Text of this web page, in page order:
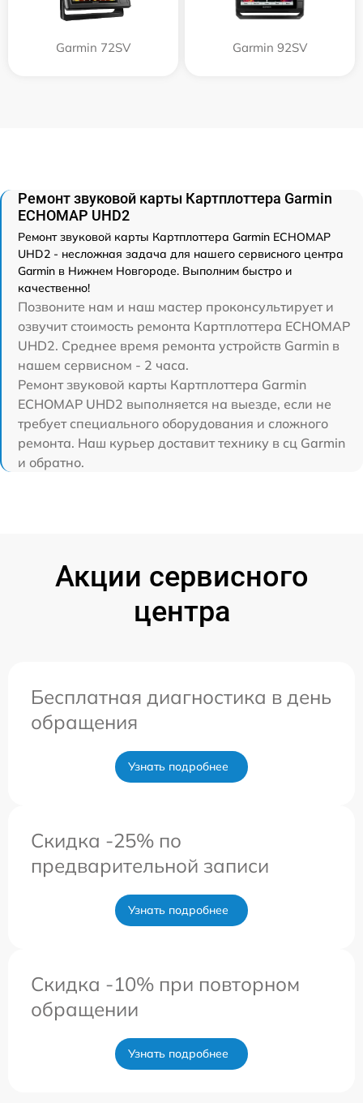
Garmin 72SV Garmin 92SV
Ремонт звуковой карты Картплоттера Garmin
ECHOMAP UHD2
Ремонт звуковой карты Картплоттера Garmin ECHOMAP
UHD2 - несложная задача для нашего сервисного центра
Garmin в Нижнем Новгороде. Выполним быстро и
качественно!
Позвоните нам и наш мастер проконсультирует и
озвучит стоимость ремонта Картплоттера ECHOMAP
UHD2. Среднее время ремонта устройств Garmin в
нашем сервисном - 2 часа.
Ремонт звуковой карты Картплоттера Garmin
ECHOMAP UHD2 выполняется на выезде, если не
требует специального оборудования и сложного
ремонта. Наш курьер доставит технику в сц Garmin
и обратно.
Акции сервисного
центра
Бесплатная диагностика в день
обращения
Узнать подробнее
Скидка -25% по
предварительной записи
Узнать подробнее
Скидка -10% при повторном
обращении
Узнать подробнее